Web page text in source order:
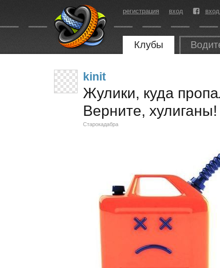
регистрация вход
Клубы
kinit
Жулики, куда
Верните, хулиганы!
Старокадабра